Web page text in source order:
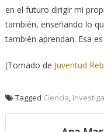
en el futuro dirigir mi
también, enseñando lo
también aprendan. Esa
(Tomado de Juventud
Tagged Ciencia,